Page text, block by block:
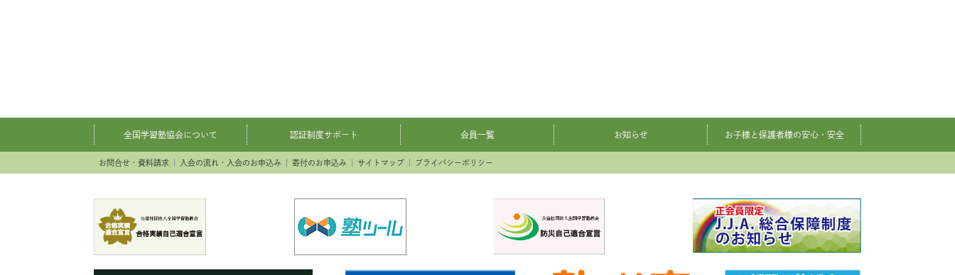
全国学習塾協会について 認証制度サポート 会員一覧 お知らせ お子様と保護者様の安心・安全
お問合せ・資料請求 入会の流れ・入会のお申込み 寄付のお申込み サイトマップ プライバシーポリシー